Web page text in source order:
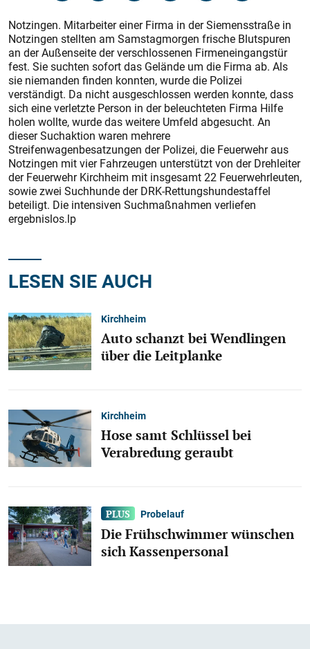
Notzingen. Mitarbeiter einer Firma in der Siemensstraße in
Notzingen stellten am Samstagmorgen frische Blutspuren
an der Außenseite der verschlossenen Firmeneingangstür
fest. Sie suchten sofort das Gelände um die Firma ab. Als
sie niemanden finden konnten, wurde die Polizei
verständigt. Da nicht ausgeschlossen werden konnte, dass
sich eine verletzte Person in der beleuchteten Firma Hilfe
holen wollte, wurde das weitere Umfeld abgesucht. An
dieser Suchaktion waren mehrere
Streifenwagenbesatzungen der Polizei, die Feuerwehr aus
Notzingen mit vier Fahrzeugen unterstützt von der Drehleiter
der Feuerwehr Kirchheim mit insgesamt 22 Feuerwehrleuten,
sowie zwei Suchhunde der DRK-Rettungshundestaffel
beteiligt. Die intensiven Suchmaßnahmen verliefen
ergebnislos.lp
LESEN SIE AUCH
Kirchheim
Auto schanzt bei Wendlingen
über die Leitplanke
Kirchheim
Hose samt Schlüssel bei
Verabredung geraubt
Probelauf
Die Frühschwimmer wünschen
sich Kassenpersonal